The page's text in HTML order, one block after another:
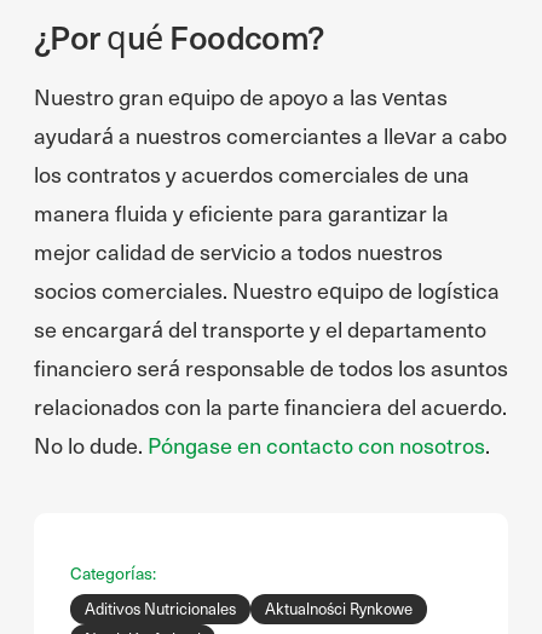
¿Por qué Foodcom?
Nuestro gran equipo de apoyo a las ventas
ayudará a nuestros comerciantes a llevar a cabo
los contratos y acuerdos comerciales de una
manera fluida y eficiente para garantizar la
mejor calidad de servicio a todos nuestros
socios comerciales. Nuestro equipo de logística
se encargará del transporte y el departamento
financiero será responsable de todos los asuntos
relacionados con la parte financiera del acuerdo.
No lo dude. Póngase en contacto con nosotros.
Categorías:
Aditivos Nutricionales
Aktualności Rynkowe